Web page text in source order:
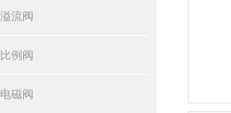
流阀
例阀
磁阀